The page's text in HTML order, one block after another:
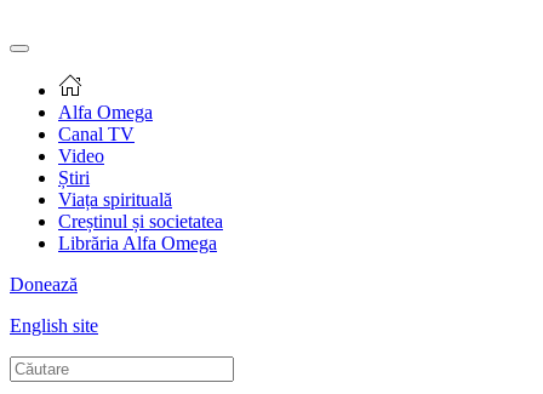
Alfa Omega
Canal TV
Video
Știri
Viața spirituală
Creștinul și societatea
Librăria Alfa Omega
Donează
English site